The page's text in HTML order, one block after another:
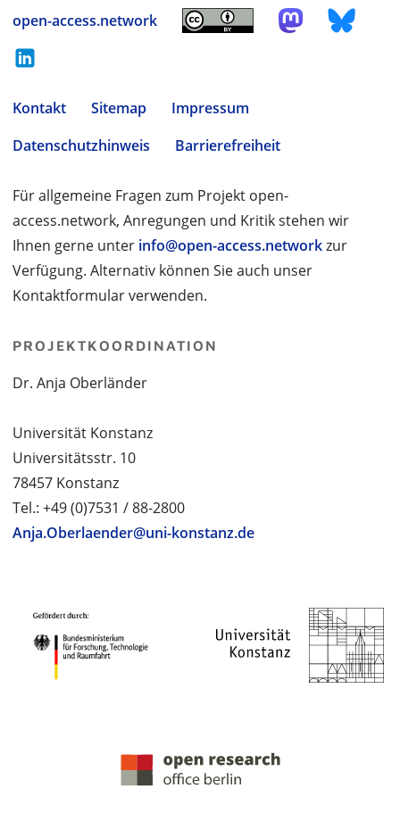
open-access.network
Kontakt Sitemap
Impressum
Datenschutzhinweis
Barrierefreiheit
Für allgemeine Fragen zum Projekt open-
access.network, Anregungen und Kritik stehen wir
Ihnen gerne unter info@open-access.networkzur
Verfügung. Alternativ können Sie auch unser
Kontaktformular verwenden.
PROJEKTKOORDINATION
Dr. Anja Oberländer
Universität Konstanz
Universitätsstr. 10
78457 Konstanz
Tel.: +49 (0)7531 / 88-2800
Anja.Oberlaender@uni-konstanz.de